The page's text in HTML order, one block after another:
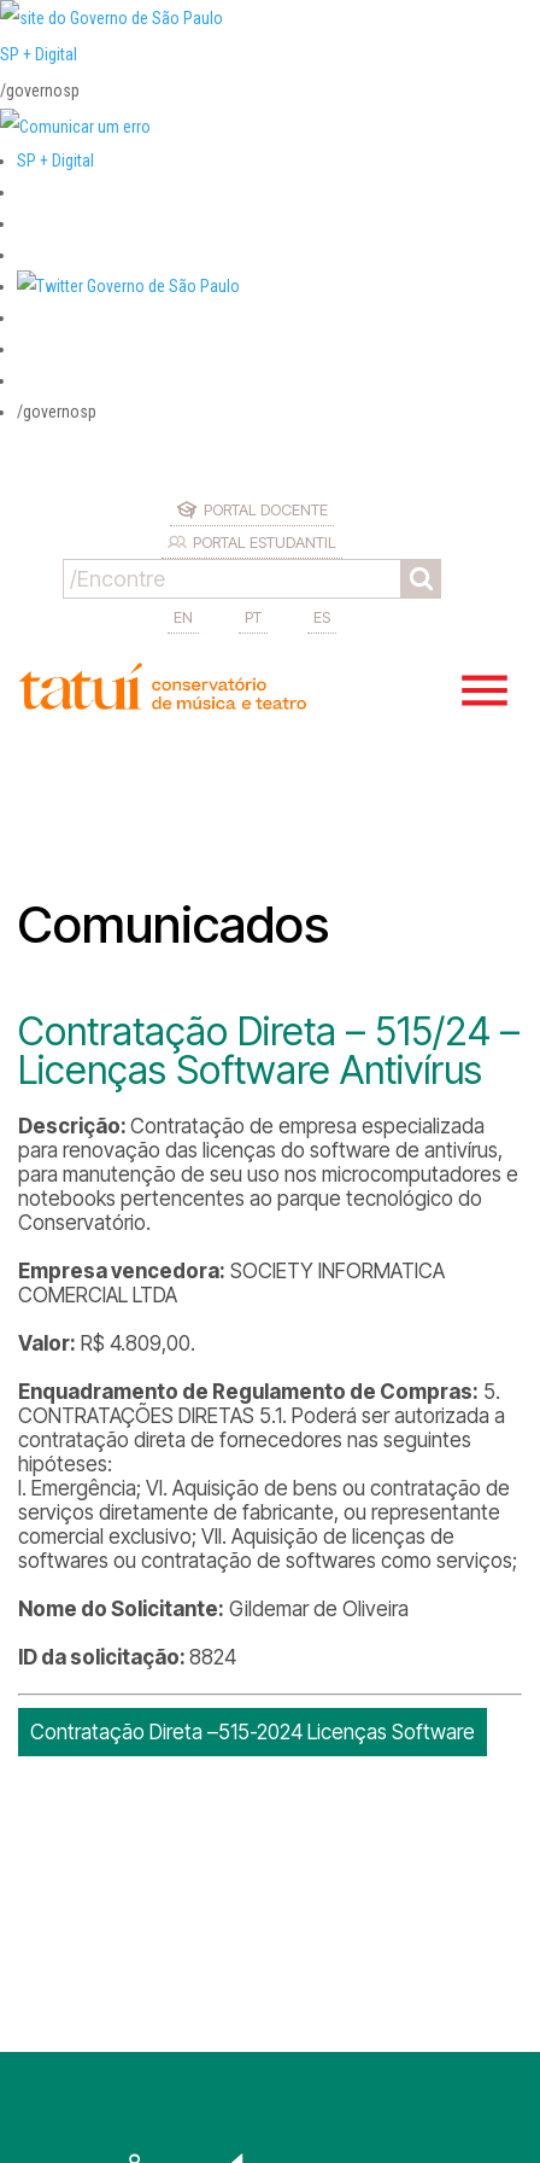
SP + Digital
/governosp
SP + Digital
/governosp
PORTAL DOCENTE
PORTAL ESTUDANTIL
EN PT ES
Comunicados
Contratação Direta – 515/24 –
Licenças Software Antivírus
Descrição: Contratação de empresa especializada
para renovação das licenças do software de antivírus,
para manutenção de seu uso nos microcomputadores e
notebooks pertencentes ao parque tecnológico do
Conservatório.
Empresa vencedora: SOCIETY INFORMATICA
COMERCIAL LTDA
Valor: R$ 4.809,00.
Enquadramento de Regulamento de Compras: 5.
CONTRATAÇÕES DIRETAS 5.1. Poderá ser autorizada a
contratação direta de fornecedores nas seguintes
hipóteses:
I. Emergência; VI. Aquisição de bens ou contratação de
serviços diretamente de fabricante, ou representante
comercial exclusivo; VII. Aquisição de licenças de
softwares ou contratação de softwares como serviços;
Nome do Solicitante: Gildemar de Oliveira
ID da solicitação: 8824
Contratação Direta –515-2024 Licenças Software